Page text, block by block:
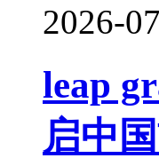
2026-
leap
启中